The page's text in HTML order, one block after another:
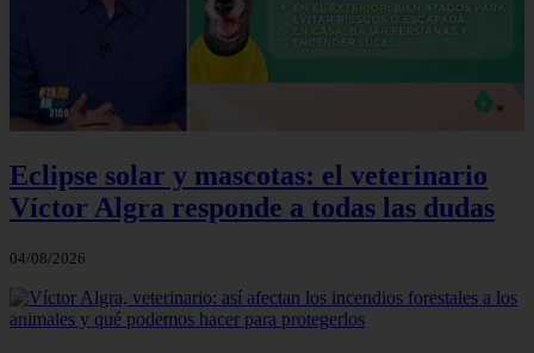
Eclipse solar y mascotas: el veterinario
Víctor Algra responde a todas las dudas
04/08/2026